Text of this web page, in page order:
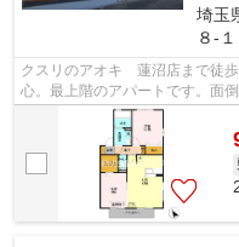
埼玉
８-１
クスリのアオキ 蓮沼店まで徒
心。最上階のアパートです。面
るのが敷地内ごみ置き場の魅力